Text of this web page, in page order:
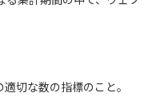
切な数の指標のこと。